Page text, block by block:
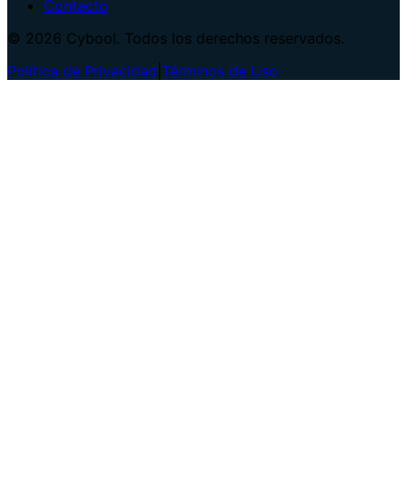
Contacto
© 2026 Cybool. Todos los derechos reservados.
Política de Privacidad Términos de Uso